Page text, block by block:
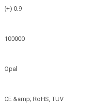
(+) 0.9
100000
Opal
CE &amp; RoHS, TUV